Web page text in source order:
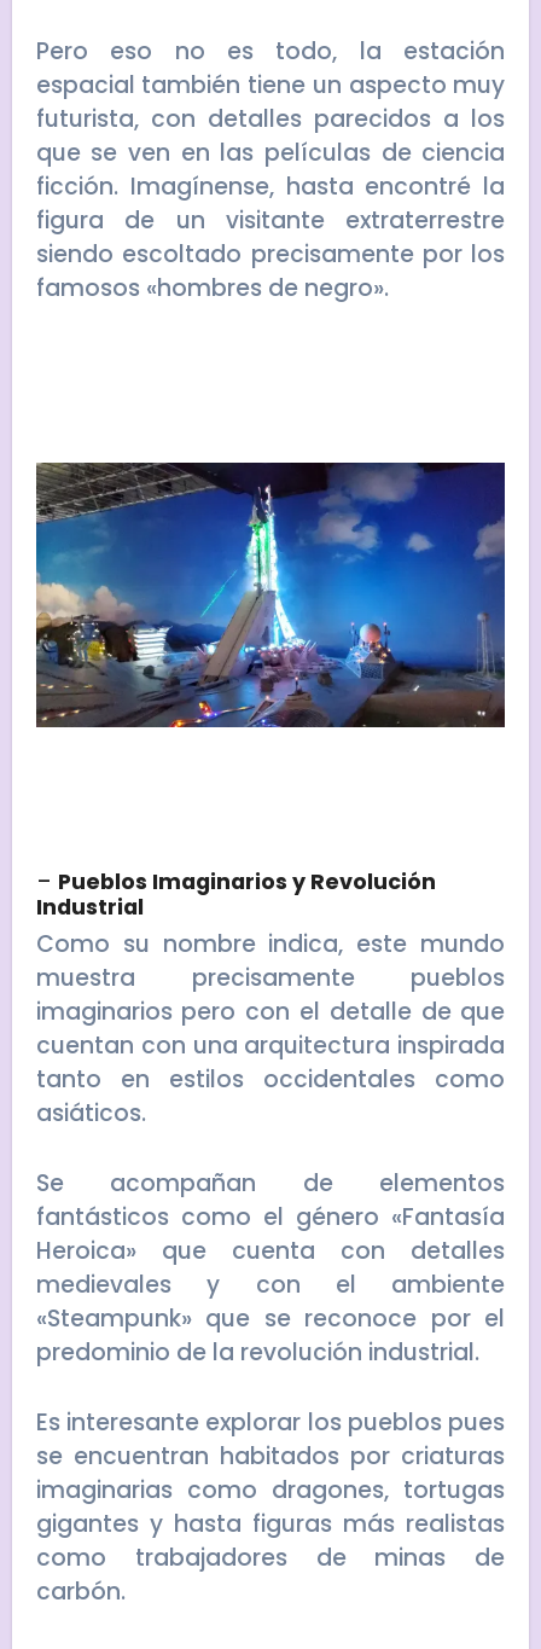
Pero eso no es todo, la estación
espacial también tiene un aspecto muy
futurista, con detalles parecidos a los
que se ven en las películas de ciencia
ficción. Imagínense, hasta encontré la
figura de un visitante extraterrestre
siendo escoltado precisamente por los
famosos «hombres de negro».
– Pueblos Imaginarios y Revolución
Industrial
Como su nombre indica, este mundo
muestra precisamente pueblos
imaginarios pero con el detalle de que
cuentan con una arquitectura inspirada
tanto en estilos occidentales como
asiáticos.
Se acompañan de elementos
fantásticos como el género «Fantasía
Heroica» que cuenta con detalles
medievales y con el ambiente
«Steampunk» que se reconoce por el
predominio de la revolución industrial.
Es interesante explorar los pueblos pues
se encuentran habitados por criaturas
imaginarias como dragones, tortugas
gigantes y hasta figuras más realistas
como trabajadores de minas de
carbón.